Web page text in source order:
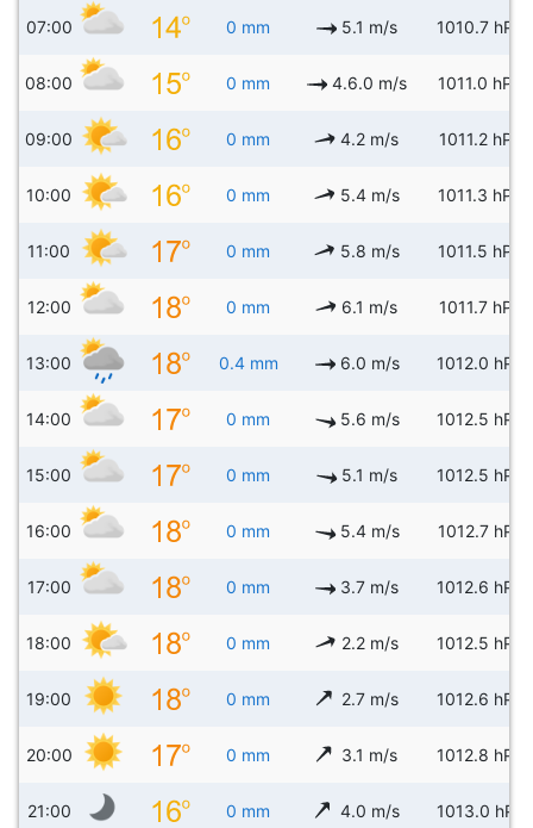
07:00 0 mm 5.1 m/s 1010.7 hPa
08:00 0 mm 4.6.0 m/s 1011.0 hPa
09:00 0 mm 4.2 m/s 1011.2 hPa
10:00 0 mm 5.4 m/s 1011.3 hPa
11:00 0 mm 5.8 m/s 1011.5 hPa
12:00 0 mm 6.1 m/s 1011.7 hPa
13:00 0.4 mm 6.0 m/s 1012.0 hPa
14:00 0 mm 5.6 m/s 1012.5 hPa
15:00 0 mm 5.1 m/s 1012.5 hPa
16:00 0 mm 5.4 m/s 1012.7 hPa
17:00 0 mm 3.7 m/s 1012.6 hPa
18:00 0 mm 2.2 m/s 1012.5 hPa
19:00 0 mm 2.7 m/s 1012.6 hPa
20:00 0 mm 3.1 m/s 1012.8 hPa
21:00 0 mm 4.0 m/s 1013.0 hPa